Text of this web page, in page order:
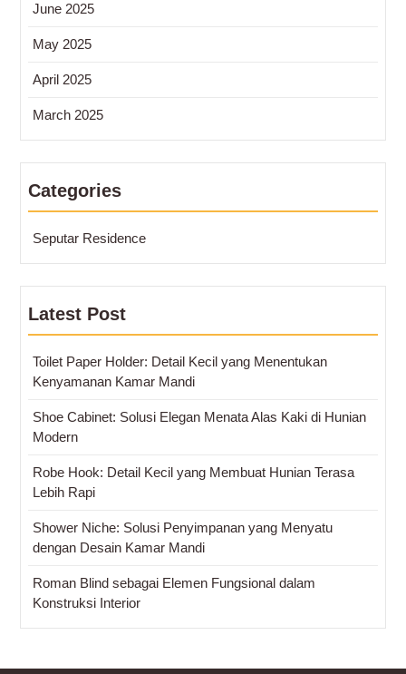
June 2025
May 2025
April 2025
March 2025
Categories
Seputar Residence
Latest Post
Toilet Paper Holder: Detail Kecil yang Menentukan
Kenyamanan Kamar Mandi
Shoe Cabinet: Solusi Elegan Menata Alas Kaki di Hunian
Modern
Robe Hook: Detail Kecil yang Membuat Hunian Terasa
Lebih Rapi
Shower Niche: Solusi Penyimpanan yang Menyatu
dengan Desain Kamar Mandi
Roman Blind sebagai Elemen Fungsional dalam
Konstruksi Interior